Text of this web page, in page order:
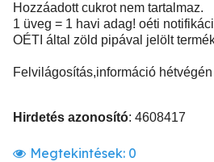
Hozzáadott cukrot nem tartalmaz.
1 üveg = 1 havi adag! oéti
OÉTI által zöld pipával jelölt
Felvilágosítás,információ
Hirdetés azonosító: 4608417
Megtekintések: 0